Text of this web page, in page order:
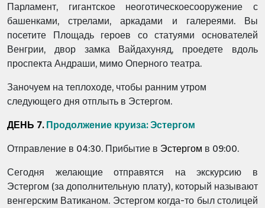
Парламент, гигантское неоготическоесооружение с
башенками, стрелами, аркадами и галереями. Вы
посетите Площадь героев со статуями основателей
Венгрии, двор замка Вайдахуняд, проедете вдоль
проспекта Андраши, мимо Оперного театра.
Заночуем на теплоходе, чтобы ранним утром
следующего дня отплыть в Эстергом.
ДЕНЬ 7.Продолжение круиза: Эстергом
Отправление в 04:30. Прибытие в Эстергом в 09:00.
Сегодня желающие отправятся на экскурсию в
Эстергом (за дополнительную плату), который называют
венгерским Ватиканом. Эстергом когда-то был столицей